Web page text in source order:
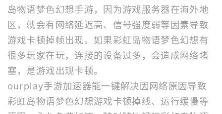
岛物语梦色幻想手游，因为游戏服务器在海外地
区，就会有网络延迟高、信号强度弱等因素导致
游戏卡顿掉帧出现。如果彩虹岛物语梦色幻想有
很多玩家在玩，连接的设备过多，会造成网络堵
塞，是游戏出现卡顿。
ourplay手游加速器能一键解决因网络原因导致
彩虹岛物语梦色幻想游戏卡顿掉线、运行缓慢等